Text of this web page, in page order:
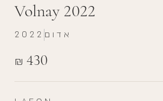
Volnay 2022
₪ 430
2022 אדום